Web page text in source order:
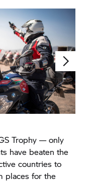
Trophy — only
have beaten the
countries to
places for the